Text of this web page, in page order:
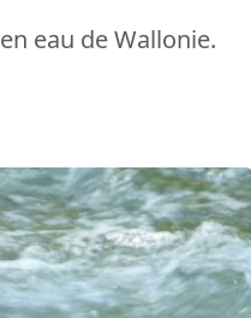
eau de Wallonie.